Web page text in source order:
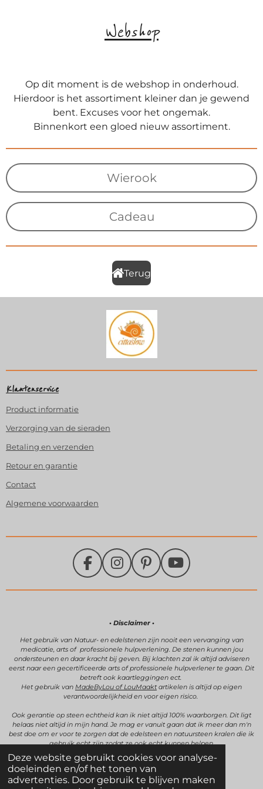
Deze website gebruikt cookies voor analyse-
doeleinden en/of het tonen van
advertenties. Door gebruik te blijven maken
Webshop
Op dit moment is de webshop in onderhoud.
Hierdoor is het assortiment kleiner dan je gewend
bent. Excuses voor het ongemak.
Binnenkort een gloed nieuw assortiment.
Wierook
Cadeau
Terug
Klantenservice
Product informatie
Verzorging van de sieraden
Betaling en verzenden
Retour en garantie
Contact
Algemene voorwaarden
F
o
o
k
I
a
g
r
a
m
P
e
r
e
s
t
Y
b
e
• Disclaimer •
Het gebruik van Natuur- en edelstenen zijn nooit een vervanging van
medicatie, arts of professionele hulpverlening. De stenen kunnen jou
ondersteunen en daar kracht bij geven. Bij klachten zal ik altijd adviseren
eerst naar een gecertificeerde arts of professionele hulpverlener te gaan. Dit
betreft ook kaartleggingen ect.
Het gebruik van MadeByLou of LouMaaktartikelen is altijd op eigen
verantwoordelijkheid en voor eigen risico.
Ook gerantie op steen echtheid kan ik niet altijd 100% waarborgen. Dit ligt
helaas niet altijd in mijn hand. Je mag er vanuit gaan dat ik meer dan m'n
best doe om er voor te zorgen dat de edelsteen en natuursteen kralen die ik
gebruik echt zijn zodat ze ook echt kunnen helpen.